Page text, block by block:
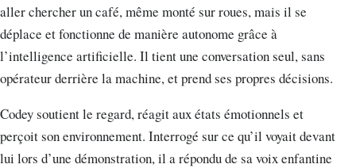
aller chercher un café, même monté sur roues, mais il se
déplace et fonctionne de manière autonome grâce à
l’intelligence artificielle. Il tient une conversation seul, sans
opérateur derrière la machine, et prend ses propres décisions.
Codey soutient le regard, réagit aux états émotionnels et
perçoit son environnement. Interrogé sur ce qu’il voyait devant
lui lors d’une démonstration, il a répondu de sa voix enfantine